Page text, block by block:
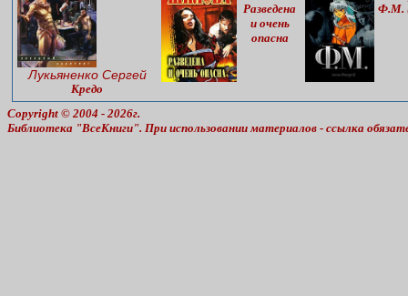
Лукьяненко Сергей
Кредо
Разведена
и очень
опасна
Ф.М.
Copyright © 2004 - 2026г.
Библиотека "ВсеКниги". При использовании материалов - ссылка